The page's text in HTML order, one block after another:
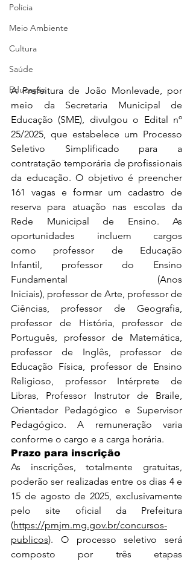
Polícia
Meio Ambiente
Cultura
Saúde
Educação
A Prefeitura de João Monlevade, por
meio da Secretaria Municipal de
Educação (SME), divulgou o Edital nº
25/2025, que estabelece um Processo
Seletivo Simplificado para a
contratação temporária de profissionais
da educação. O objetivo é preencher
161 vagas e formar um cadastro de
reserva para atuação nas escolas da
Rede Municipal de Ensino. As
oportunidades incluem cargos
como professor de Educação
Infantil, professor do Ensino
Fundamental (Anos
Iniciais), professor de Arte, professor de
Ciências, professor de Geografia,
professor de História, professor de
Português, professor de Matemática,
professor de Inglês, professor de
Educação Física, professor de Ensino
Religioso, professor Intérprete de
Libras, Professor Instrutor de Braile,
Orientador Pedagógico e Supervisor
Pedagógico. A remuneração varia
conforme o cargo e a carga horária.
Prazo para inscrição
As inscrições, totalmente gratuitas,
poderão ser realizadas entre os dias 4 e
15 de agosto de 2025, exclusivamente
pelo site oficial da Prefeitura
(https://pmjm.mg.gov.br/concursos-
publicos). O processo seletivo será
composto por três etapas